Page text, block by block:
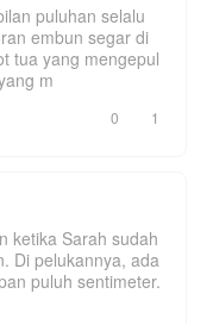
puluhan selalu
embun segar di
tua yang mengepul
m
0 1
ketika Sarah sudah
Di pelukannya, ada
puluh sentimeter.